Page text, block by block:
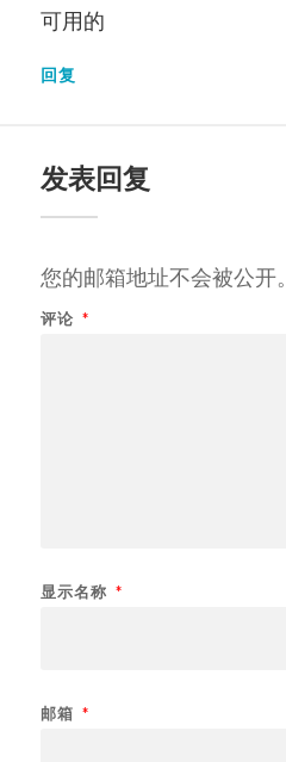
可用的
回复
发表回复
您的邮箱地址不会被公开。
评论 *
显示名称 *
邮箱 *